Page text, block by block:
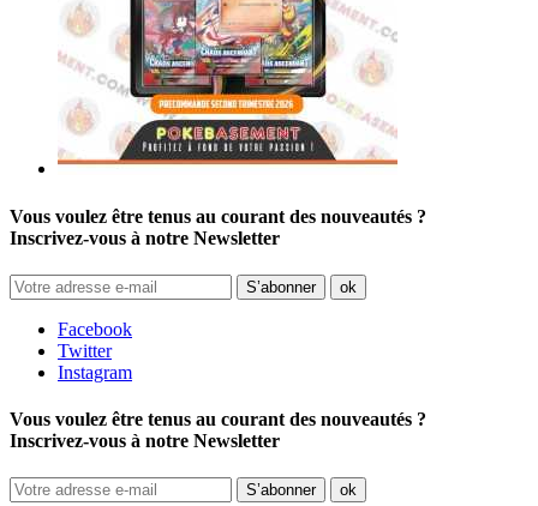
Vous voulez être tenus au courant des nouveautés ?
Inscrivez-vous à notre Newsletter
Facebook
Twitter
Instagram
Vous voulez être tenus au courant des nouveautés ?
Inscrivez-vous à notre Newsletter